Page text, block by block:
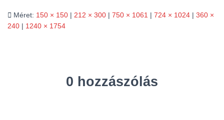
Méret: 150 × 150 | 212 × 300 | 750 × 1061 | 724 × 1024 | 360 ×
240 | 1240 × 1754
0 hozzászólás